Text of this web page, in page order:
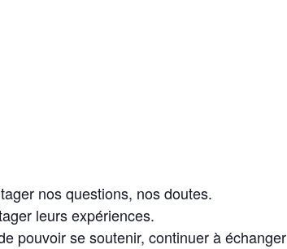
nos questions, nos doutes.
leurs expériences.
pouvoir se soutenir, continuer à échanger